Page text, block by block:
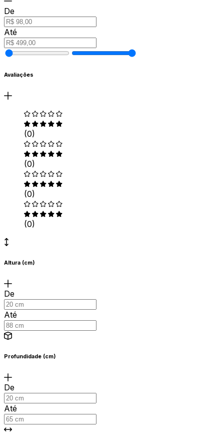
De
Até
Avaliações
(0)
(0)
(0)
(0)
Altura (cm)
De
Até
Profundidade (cm)
De
Até